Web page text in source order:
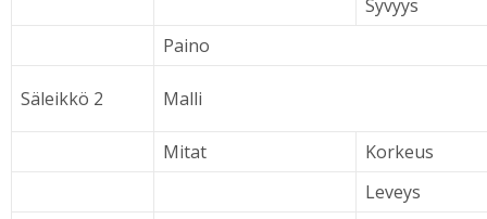
Syvyys
Paino
Säleikkö 2 Malli
Mitat
Korkeus
Leveys